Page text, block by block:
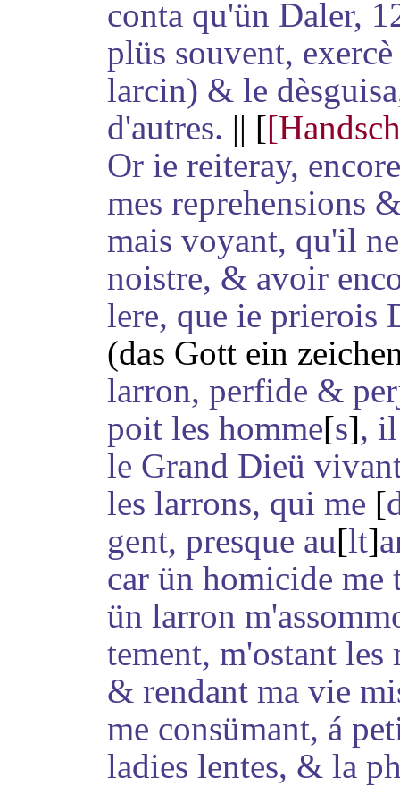
conta qu'ün Daler,
plüs souvent,
larcin) & le
d'autres. || [
Or ie reiteray,
mes reprehensions
mais voyant, qu'il
noistre, & avoir
lere, que ie prierois
(das Gott ein
larron, perfide &
poit les homme[s],
le Grand Dieü
les larrons, qui me [
gent, presque au[lt]
car ün homicide
ün larron
tement, m'ostant les
& rendant ma vie
me consümant, á
ladies lentes, & la